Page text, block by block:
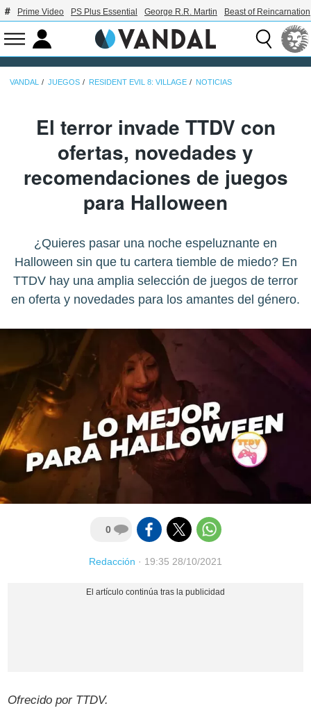
Prime Video PS Plus Essential George R.R. Martin Beast of Reincarnation
VANDAL JUEGOS RESIDENT EVIL 8: VILLAGE NOTICIAS
El terror invade TTDV con
ofertas, novedades y
recomendaciones de juegos
para Halloween
¿Quieres pasar una noche espeluznante en
Halloween sin que tu cartera tiemble de miedo? En
TTDV hay una amplia selección de juegos de terror
en oferta y novedades para los amantes del género.
0
Redacción · 19:35 28/10/2021
Ofrecido por TTDV.